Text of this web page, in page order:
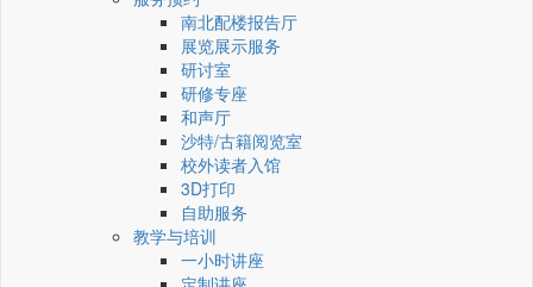
南北配楼报告厅
展览展示服务
研讨室
研修专座
和声厅
沙特/古籍阅览室
校外读者入馆
3D打印
自助服务
教学与培训
一小时讲座